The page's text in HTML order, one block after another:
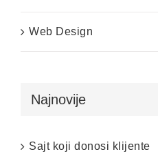
Web Design
Najnovije
Sajt koji donosi klijente